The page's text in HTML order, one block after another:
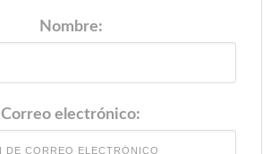
Nombre:
Correo electrónico: